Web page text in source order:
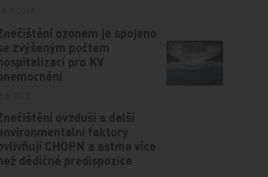
ozonem je spojeno
zvýšeným počtem
pro KV
ovzduší a další
faktory
CHOPN a astma více
dědičné predispozice